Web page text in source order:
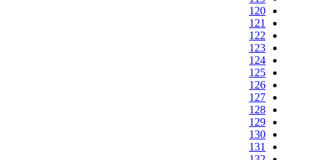
120
121
122
123
124
125
126
127
128
129
130
131